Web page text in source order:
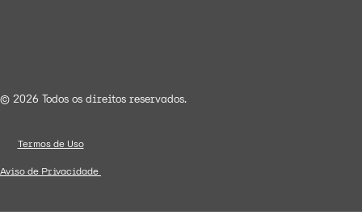
© 2026 Todos os direitos reservados.
Termos de Uso
Aviso de Privacidade